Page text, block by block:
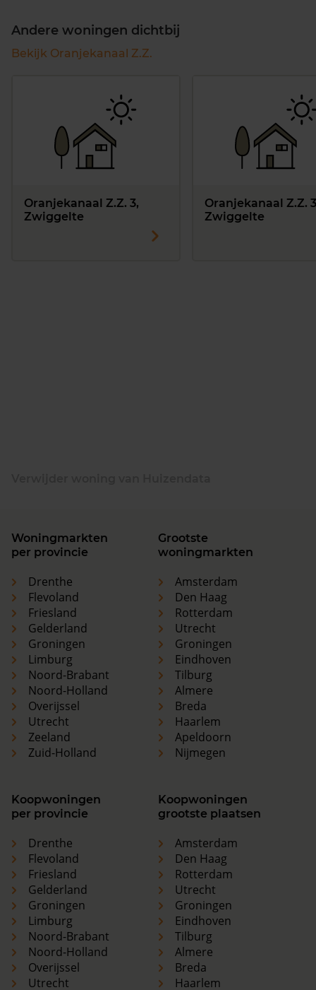
Andere woningen dichtbij
Bekijk Oranjekanaal Z.Z.
Oranjekanaal Z.Z. 3,
Zwiggelte
Oranjekanaal Z.Z.
Zwiggelte
Woningmarkten
per provincie
Drenthe
Flevoland
Friesland
Gelderland
Groningen
Limburg
Noord-Brabant
Noord-Holland
Overijssel
Utrecht
Zeeland
Zuid-Holland
Grootste
woningmarkten
Amsterdam
Den Haag
Rotterdam
Utrecht
Groningen
Eindhoven
Tilburg
Almere
Breda
Haarlem
Apeldoorn
Nijmegen
Koopwoningen
per provincie
Drenthe
Flevoland
Friesland
Gelderland
Groningen
Limburg
Noord-Brabant
Noord-Holland
Overijssel
Utrecht
Koopwoningen
grootste plaatsen
Amsterdam
Den Haag
Rotterdam
Utrecht
Groningen
Eindhoven
Tilburg
Almere
Breda
Haarlem